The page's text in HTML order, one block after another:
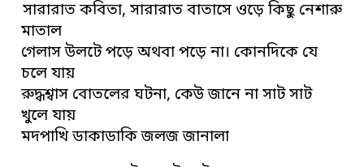
সারারাত কবিতা, সারারাত বাতাসে ওড়ে কিছু নেশারু
মাতাল
গেলাস উলটে পড়ে অথবা পড়ে না। কোনদিকে যে
চলে যায়
রুদ্ধশ্বাস বোতলের ঘটনা, কেউ জানে না সাট সাট
খুলে যায়
মদপাখি ডাকাডাকি জলজ জানালা